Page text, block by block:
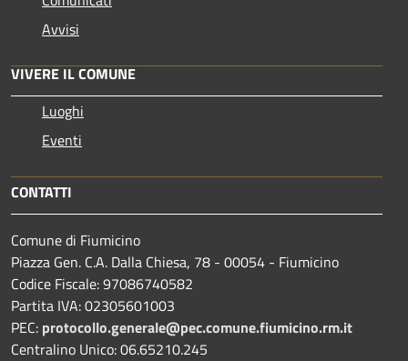
Avvisi
VIVERE IL COMUNE
Luoghi
Eventi
CONTATTI
Comune di Fiumicino
Piazza Gen. C.A. Dalla Chiesa, 78 - 00054 - Fiumicino
Codice Fiscale: 97086740582
Partita IVA: 02305601003
PEC: protocollo.generale@pec.comune.fiumicino.rm.it
Centralino Unico: 06.65210.245